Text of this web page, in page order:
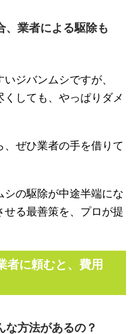
、業者による駆除も
ジバンムシですが、
くしても、やっぱりダメ
ぜひ業者の手を借りて
の駆除が中途半端にな
せる最善策を、プロが提
者に頼むと、費用
な方法があるの？